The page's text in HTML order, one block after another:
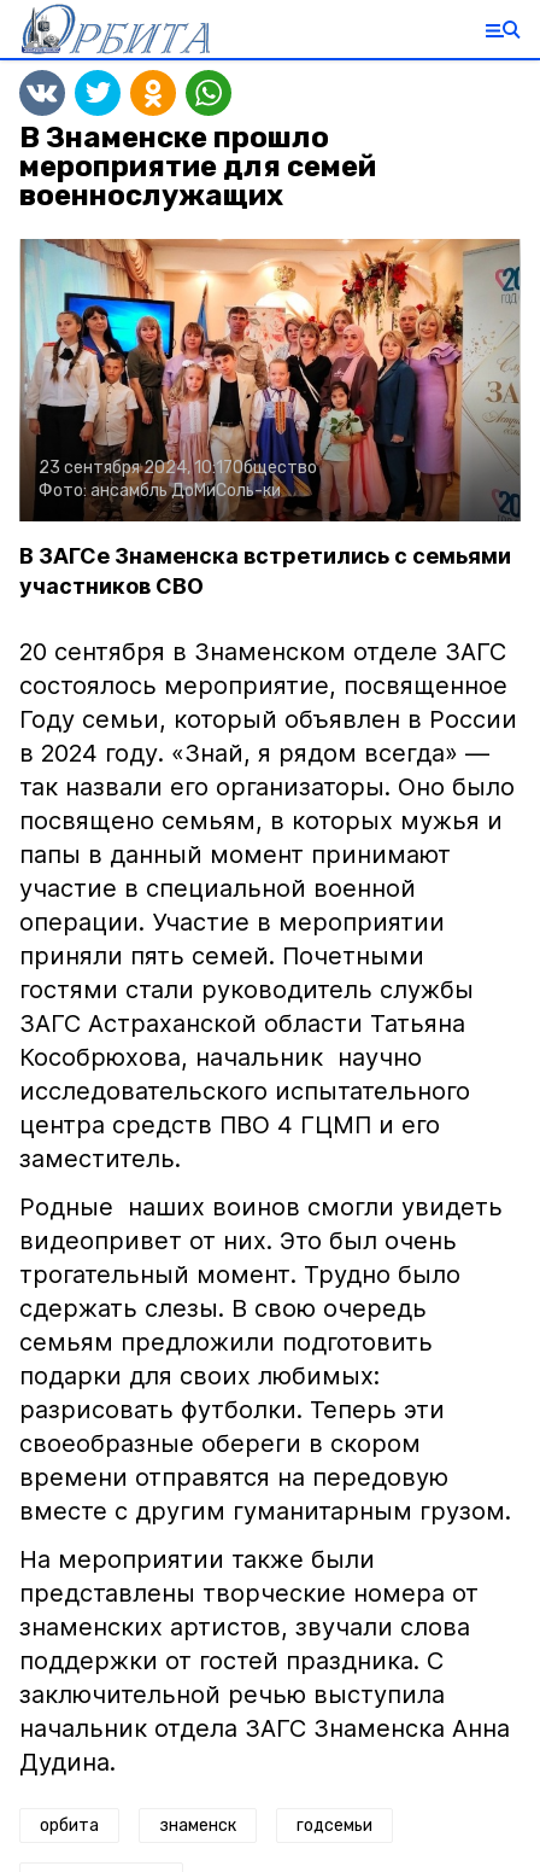
В Знаменске прошло
мероприятие для семей
военнослужащих
23 сентября 2024, 10:17Общество
Фото: ансамбль ДоМиСоль-ки
В ЗАГСе Знаменска встретились с семьями
участников СВО
20 сентября в Знаменском отделе ЗАГС
состоялось мероприятие, посвященное
Году семьи, который объявлен в России
в 2024 году. «Знай, я рядом всегда» —
так назвали его организаторы. Оно было
посвящено семьям, в которых мужья и
папы в данный момент принимают
участие в специальной военной
операции. Участие в мероприятии
приняли пять семей. Почетными
гостями стали руководитель службы
ЗАГС Астраханской области Татьяна
Кособрюхова, начальник научно
исследовательского испытательного
центра средств ПВО 4 ГЦМП и его
заместитель.
Родные наших воинов смогли увидеть
видеопривет от них. Это был очень
трогательный момент. Трудно было
сдержать слезы. В свою очередь
семьям предложили подготовить
подарки для своих любимых:
разрисовать футболки. Теперь эти
своеобразные обереги в скором
времени отправятся на передовую
вместе с другим гуманитарным грузом.
На мероприятии также были
представлены творческие номера от
знаменских артистов, звучали слова
поддержки от гостей праздника. С
заключительной речью выступила
начальник отдела ЗАГС Знаменска Анна
Дудина.
орбита знаменск годсемьи